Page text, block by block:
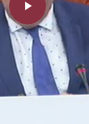
Play
Video